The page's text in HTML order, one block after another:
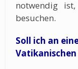
notwendig
besuchen.
Soll ich an